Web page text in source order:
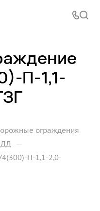
П-1,1-
ограждения
—
П-1,1-2,0-